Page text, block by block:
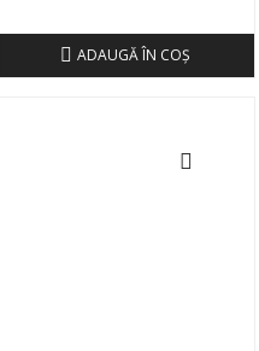
ADAUGĂ ÎN COŞ